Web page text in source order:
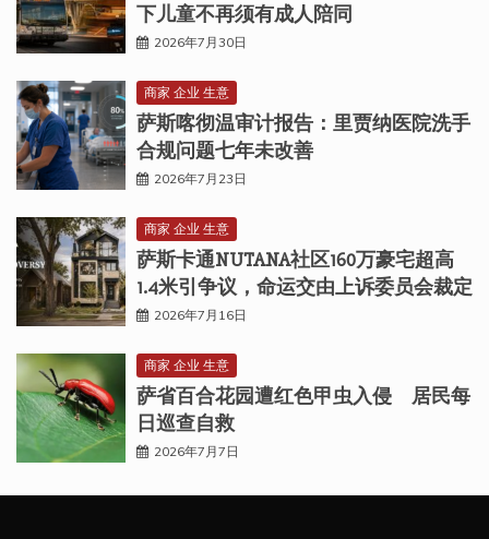
下儿童不再须有成人陪同
2026年7月30日
商家 企业 生意
萨斯喀彻温审计报告：里贾纳医院洗手
合规问题七年未改善
2026年7月23日
商家 企业 生意
萨斯卡通NUTANA社区160万豪宅超高
1.4米引争议，命运交由上诉委员会裁定
2026年7月16日
商家 企业 生意
萨省百合花园遭红色甲虫入侵 居民每
日巡查自救
2026年7月7日